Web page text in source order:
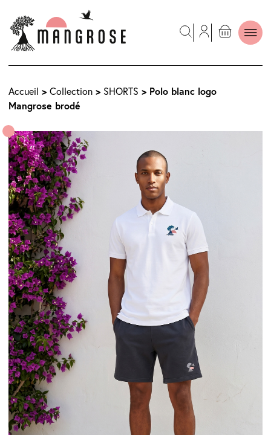
Accueil > Collection > SHORTS > Polo blanc logo
Mangrose brodé